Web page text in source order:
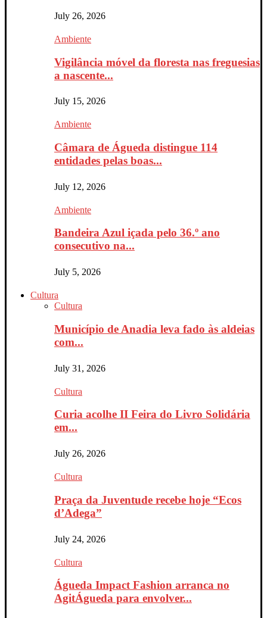
July 26, 2026
Ambiente
Vigilância móvel da floresta nas freguesias
a nascente...
July 15, 2026
Ambiente
Câmara de Águeda distingue 114
entidades pelas boas...
July 12, 2026
Ambiente
Bandeira Azul içada pelo 36.º ano
consecutivo na...
July 5, 2026
Cultura
Cultura
Município de Anadia leva fado às aldeias
com...
July 31, 2026
Cultura
Curia acolhe II Feira do Livro Solidária
em...
July 26, 2026
Cultura
Praça da Juventude recebe hoje “Ecos
d’Adega”
July 24, 2026
Cultura
Águeda Impact Fashion arranca no
AgitÁgueda para envolver...